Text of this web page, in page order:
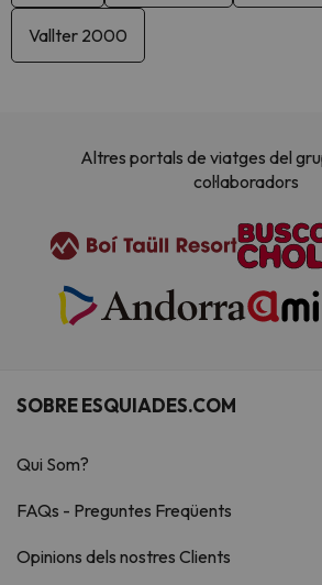
Vallter 2000
Altres portals de viatges del
col·laboradors
SOBRE ESQUIADES.COM
Qui Som?
FAQs - Preguntes Freqüents
Opinions dels nostres Clients